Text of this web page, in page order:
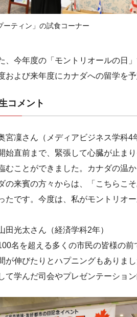
ーティン」の試食コーナー
、今年度の「モントリオールの日
および来年度にカナダへの留学を
コメント
宮凜さん（メディアビジネス学科4
開始直前まで、緊張して心臓が止ま
むことができました。カナダの温
の来賓の方々からは、「こちらこ
たです。今度は、私がモントリオー
田光太さん（経済学科2年）
100名を超える多くの市民の皆様の
が伸びたりとハプニングもありま
て学んだ司会やプレゼンテーショ